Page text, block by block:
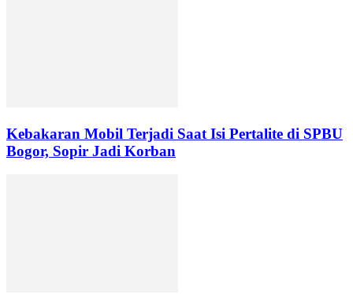
Kebakaran Mobil Terjadi Saat Isi Pertalite di SPBU
Bogor, Sopir Jadi Korban